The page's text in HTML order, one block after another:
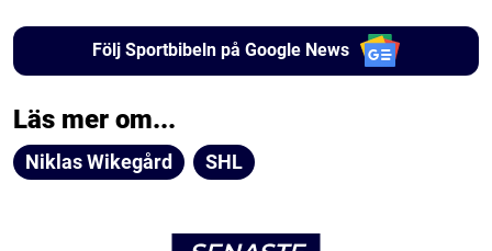
Följ Sportbibeln på Google News
Läs mer om...
Niklas Wikegård SHL